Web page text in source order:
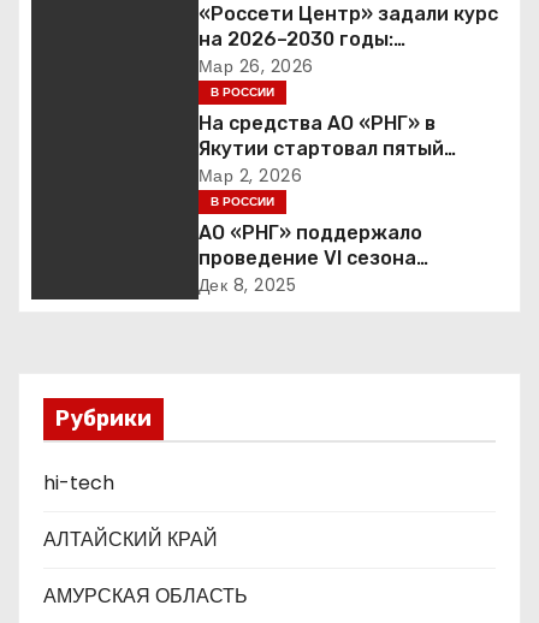
о
а
п
и
с
я
«Россети Центр» задали курс
на 2026–2030 годы:
инвестиции в надежность и
сбалансированная
финансовая политика
Мар 26, 2026
В РОССИИ
На средства АО «РНГ» в
Якутии стартовал пятый
юбилейный конкурс в сфере
образования
Мар 2, 2026
В РОССИИ
АО «РНГ» поддержало
проведение VI сезона
международной детско-
Дек 8, 2025
Рубрики
hi-tech
АЛТАЙСКИЙ КРАЙ
АМУРСКАЯ ОБЛАСТЬ